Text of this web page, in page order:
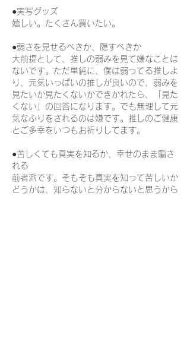
●実写グッズ
嬉しい。たくさん買いたい。
●弱さを見せるべきか、隠すべきか
大前提として、推しの弱みを見て嫌なことは
ないです。ただ単純に、僕は弱ってる推しよ
り、元気いっぱいの推しが良いので、弱みを
見たいか見たくないかできかれたら、「見た
くない」の回答になります。でも無理して元
気なふりをされるのは嫌です。推しのご健康
とご多幸をいつもお祈りしてます。
●苦しくても真実を知るか、幸せのまま騙さ
れる
前者派です。そもそも真実を知って苦しいか
どうかは、知らないと分からないと思うから